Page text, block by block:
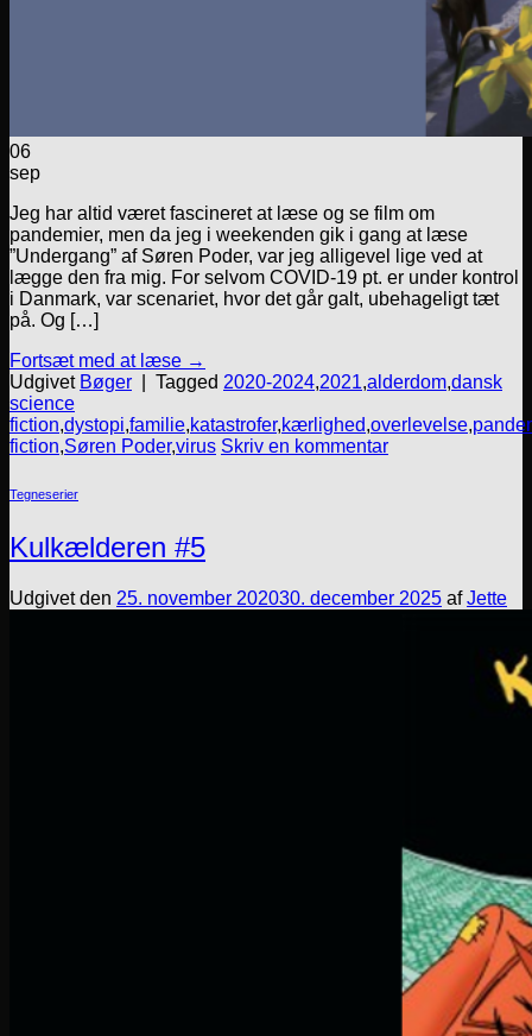
06
sep
Jeg har altid været fascineret at læse og se film om
pandemier, men da jeg i weekenden gik i gang at læse
”Undergang” af Søren Poder, var jeg alligevel lige ved at
lægge den fra mig. For selvom COVID-19 pt. er under kontrol
i Danmark, var scenariet, hvor det går galt, ubehageligt tæt
på. Og […]
Fortsæt med at læse →
Udgivet Bøger Tagged 2020-2024,2021,alderdom,dansk
science
fiction,dystopi,familie,katastrofer,kærlighed,overlevelse,
fiction,Søren Poder,virus Skriv en kommentar
Tegneserier
Kulkælderen #5
Udgivet den 25. november 202030. december 2025 afJette